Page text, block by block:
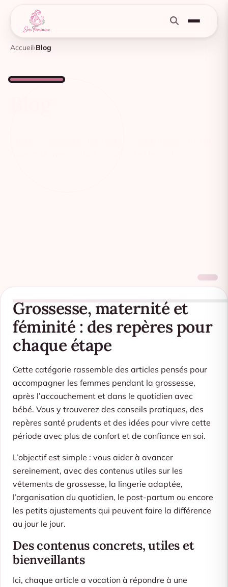
Accueil Blog
Grossesse, maternité et
féminité : des repères pour
chaque étape
Cette catégorie rassemble des articles pensés pour
accompagner les femmes pendant la grossesse,
après l’accouchement et dans le quotidien avec
bébé. Vous y trouverez des conseils pratiques, des
repères santé prudents et des idées pour vivre cette
période avec plus de confort et de confiance en soi.
L’objectif est simple : vous aider à avancer
sereinement, avec des contenus utiles sur les
vêtements de grossesse, la lingerie adaptée,
l’organisation du quotidien, le post-partum ou encore
les petits ajustements qui peuvent faire la différence
au jour le jour.
Des contenus concrets, utiles et
bienveillants
Ici, chaque article a vocation à répondre à une